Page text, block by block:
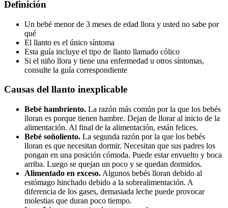
Definición
Un bebé menor de 3 meses de edad llora y usted no sabe por
qué
El llanto es el único síntoma
Esta guía incluye el tipo de llanto llamado cólico
Si el niño llora y tiene una enfermedad u otros síntomas,
consulte la guía correspondiente
Causas del llanto inexplicable
Bebé hambriento. La razón más común por la que los bebés
lloran es porque tienen hambre. Dejan de llorar al inicio de la
alimentación. Al final de la alimentación, están felices.
Bebé soñoliento. La segunda razón por la que los bebés
lloran es que necesitan dormir. Necesitan que sus padres los
pongan en una posición cómoda. Puede estar envuelto y boca
arriba. Luego se quejan un poco y se quedan dormidos.
Alimentado en exceso. Algunos bebés lloran debido al
estómago hinchado debido a la sobrealimentación. A
diferencia de los gases, demasiada leche puede provocar
molestias que duran poco tiempo.